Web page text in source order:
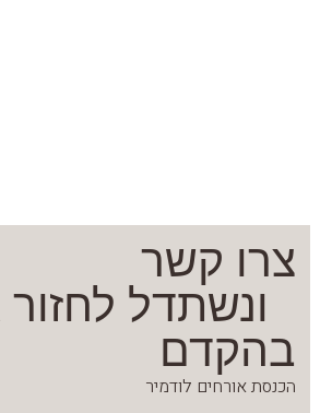
צרו קשר
ונשתדל לחזור
בהקדם
הכנסת אורחים לודמיר